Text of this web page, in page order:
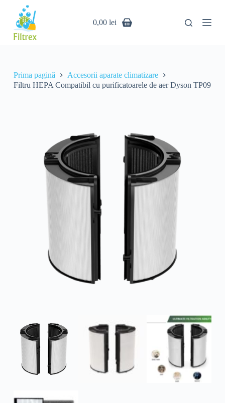
o
n
360,00 0,00 lei
Prima pagină
Accesorii aparate climatizare
Filtru HEPA Compatibil cu purificatoarele de aer Dyson TP09